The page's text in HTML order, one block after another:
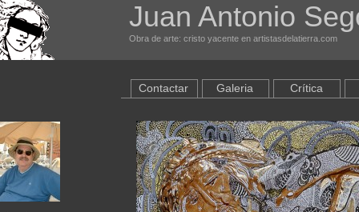
Juan Antonio
Obra de arte: cristo yacente en artistasdelatierra.com
Contactar Galeria Crítica